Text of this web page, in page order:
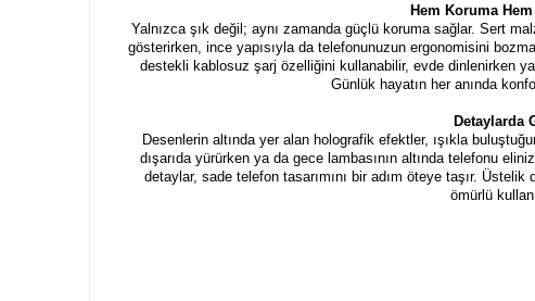
Hem Koruma
Yalnızca şık değil; aynı zamanda güçlü koruma sağlar. Sert
gösterirken, ince yapısıyla da telefonunuzun ergonomisini
destekli kablosuz şarj özelliğini kullanabilir, evde dinlenirken
Günlük hayatın her anında
Detaylarda
Desenlerin altında yer alan holografik efektler, ışıkla
dışarıda yürürken ya da gece lambasının altında telefonu
detaylar, sade telefon tasarımını bir adım öteye taşır.
ömürlü